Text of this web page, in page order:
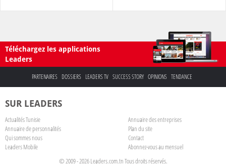
Téléchargez les applications
Leaders
PARTENAIRES DOSSIERS LEADERS TV SUCCESS STORY OPINIONS TENDANCE
SUR LEADERS
Actualités Tunisie
Annuaire des entreprises
Annuaire de personnalités
Plan du site
Qui sommes nous
Contact
Leaders Mobile
Abonnez-vous au mensuel
© 2009 - 2026 Leaders.com.tn Tous droits réservés.